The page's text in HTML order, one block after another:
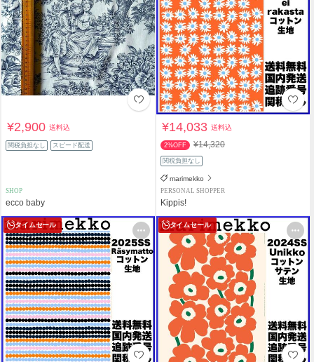
¥2,900送料込
関税負担なし スピード配送
SHOP
ecco baby
¥14,033送料込
2%OFF ¥14,320
関税負担なし
marimekko
PERSONAL SHOPPER
Kippis!
タイムセール タイムセール